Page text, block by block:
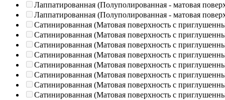
Лаппатированная (Полуполированная - матовая
Лаппатированная (Полуполированная - матовая
Сатинированная (Матовая поверхность с
Сатинированная (Матовая поверхность с
Сатинированная (Матовая поверхность с
Сатинированная (Матовая поверхность с
Сатинированная (Матовая поверхность с
Сатинированная (Матовая поверхность с
Сатинированная (Матовая поверхность с
Сатинированная (Матовая поверхность с